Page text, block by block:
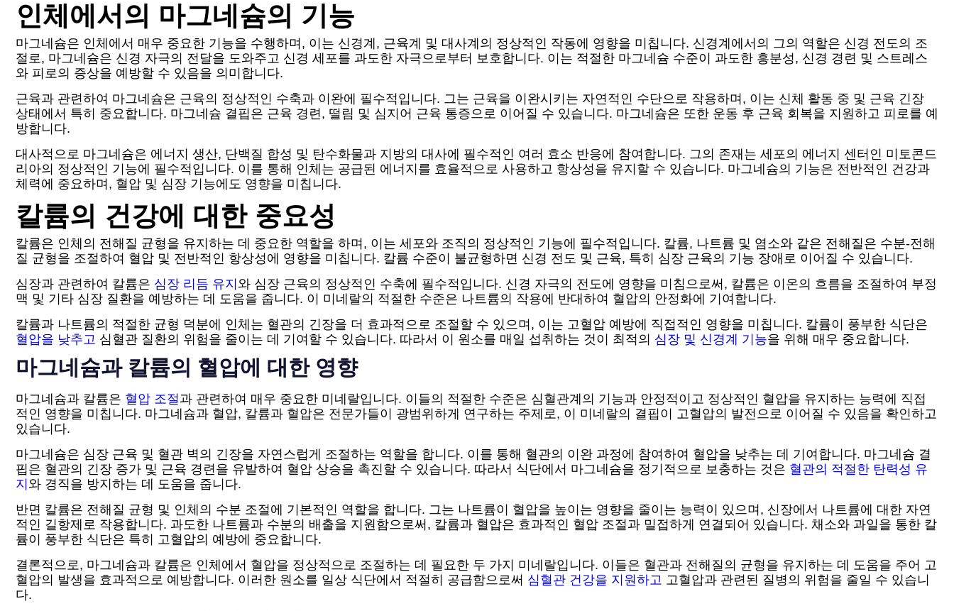
인체에서의 마그네슘의 기능
마그네슘은 인체에서 매우 중요한 기능을 수행하며, 이는 신경계, 근육계 및 대사계의 정상적인 작동에 영향을 미칩니다. 신경계에서의 그의 역할은 신경 전도의 조
절로, 마그네슘은 신경 자극의 전달을 도와주고 신경 세포를 과도한 자극으로부터 보호합니다. 이는 적절한 마그네슘 수준이 과도한 흥분성, 신경 경련 및 스트레스
와 피로의 증상을 예방할 수 있음을 의미합니다.
근육과 관련하여 마그네슘은 근육의 정상적인 수축과 이완에 필수적입니다. 그는 근육을 이완시키는 자연적인 수단으로 작용하며, 이는 신체 활동 중 및 근육 긴장
상태에서 특히 중요합니다. 마그네슘 결핍은 근육 경련, 떨림 및 심지어 근육 통증으로 이어질 수 있습니다. 마그네슘은 또한 운동 후 근육 회복을 지원하고 피로를 예
방합니다.
대사적으로 마그네슘은 에너지 생산, 단백질 합성 및 탄수화물과 지방의 대사에 필수적인 여러 효소 반응에 참여합니다. 그의 존재는 세포의 에너지 센터인 미토콘드
리아의 정상적인 기능에 필수적입니다. 이를 통해 인체는 공급된 에너지를 효율적으로 사용하고 항상성을 유지할 수 있습니다. 마그네슘의 기능은 전반적인 건강과
체력에 중요하며, 혈압 및 심장 기능에도 영향을 미칩니다.
칼륨의 건강에 대한 중요성
칼륨은 인체의 전해질 균형을 유지하는 데 중요한 역할을 하며, 이는 세포와 조직의 정상적인 기능에 필수적입니다. 칼륨, 나트륨 및 염소와 같은 전해질은 수분-전해
질 균형을 조절하여 혈압 및 전반적인 항상성에 영향을 미칩니다. 칼륨 수준이 불균형하면 신경 전도 및 근육, 특히 심장 근육의 기능 장애로 이어질 수 있습니다.
심장과 관련하여 칼륨은 심장 리듬 유지 와 심장 근육의 정상적인 수축에 필수적입니다. 신경 자극의 전도에 영향을 미침으로써, 칼륨은 이온의 흐름을 조절하여 부정
맥 및 기타 심장 질환을 예방하는 데 도움을 줍니다. 이 미네랄의 적절한 수준은 나트륨의 작용에 반대하여 혈압의 안정화에 기여합니다.
칼륨과 나트륨의 적절한 균형 덕분에 인체는 혈관의 긴장을 더 효과적으로 조절할 수 있으며, 이는 고혈압 예방에 직접적인 영향을 미칩니다. 칼륨이 풍부한 식단은
혈압을 낮추고 심혈관 질환의 위험을 줄이는 데 기여할 수 있습니다. 따라서 이 원소를 매일 섭취하는 것이 최적의 심장 및 신경계 기능을 위해 매우 중요합니다.
마그네슘과 칼륨의 혈압에 대한 영향
마그네슘과 칼륨은 혈압 조절 과 관련하여 매우 중요한 미네랄입니다. 이들의 적절한 수준은 심혈관계의 기능과 안정적이고 정상적인 혈압을 유지하는 능력에 직접
적인 영향을 미칩니다. 마그네슘과 혈압, 칼륨과 혈압은 전문가들이 광범위하게 연구하는 주제로, 이 미네랄의 결핍이 고혈압의 발전으로 이어질 수 있음을 확인하고
있습니다.
마그네슘은 심장 근육 및 혈관 벽의 긴장을 자연스럽게 조절하는 역할을 합니다. 이를 통해 혈관의 이완 과정에 참여하여 혈압을 낮추는 데 기여합니다. 마그네슘 결
핍은 혈관의 긴장 증가 및 근육 경련을 유발하여 혈압 상승을 촉진할 수 있습니다. 따라서 식단에서 마그네슘을 정기적으로 보충하는 것은 혈관의 적절한 탄력성 유
지 와 경직을 방지하는 데 도움을 줍니다.
반면 칼륨은 전해질 균형 및 인체의 수분 조절에 기본적인 역할을 합니다. 그는 나트륨이 혈압을 높이는 영향을 줄이는 능력이 있으며, 신장에서 나트륨에 대한 자연
적인 길항제로 작용합니다. 과도한 나트륨과 수분의 배출을 지원함으로써, 칼륨과 혈압은 효과적인 혈압 조절과 밀접하게 연결되어 있습니다. 채소와 과일을 통한 칼
륨이 풍부한 식단은 특히 고혈압의 예방에 중요합니다.
결론적으로, 마그네슘과 칼륨은 인체에서 혈압을 정상적으로 조절하는 데 필요한 두 가지 미네랄입니다. 이들은 혈관과 전해질의 균형을 유지하는 데 도움을 주어 고
혈압의 발생을 효과적으로 예방합니다. 이러한 원소를 일상 식단에서 적절히 공급함으로써 심혈관 건강을 지원하고 고혈압과 관련된 질병의 위험을 줄일 수 있습니
다.